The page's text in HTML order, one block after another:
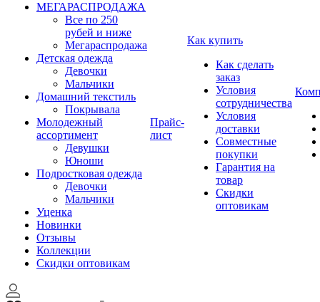
МЕГАРАСПРОДАЖА
Все по 250
рубей и ниже
Мегараспродажа
Детская одежда
Девочки
Мальчики
Домашний текстиль
Покрывала
Молодежный
ассортимент
Девушки
Юноши
Подростковая одежда
Девочки
Мальчики
Уценка
Новинки
Отзывы
Коллекции
Скидки оптовикам
Прайс-
лист
Как купить
Как сделать
заказ
Условия
сотрудничества
Условия
доставки
Совместные
покупки
Гарантия на
товар
Скидки
оптовикам